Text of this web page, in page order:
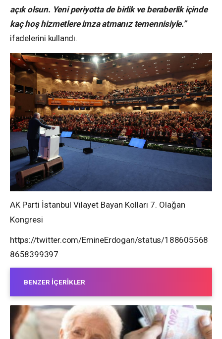
açık olsun. Yeni periyotta de birlik ve beraberlik içinde
kaç hoş hizmetlere imza atmanız temennisiyle.”
ifadelerini kullandı.
AK Parti İstanbul Vilayet Bayan Kolları 7. Olağan
Kongresi
https://twitter.com/EmineErdogan/status/188605568
8658399397
BENZER İÇERIKLER